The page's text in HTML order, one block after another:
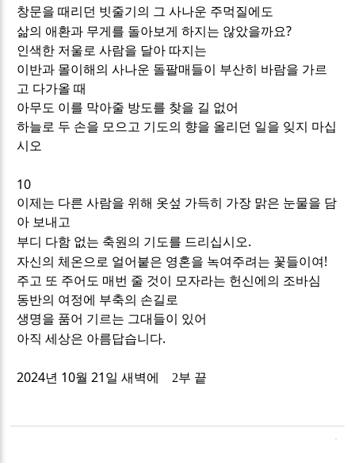
창문을 때리던 빗줄기의 그 사나운 주먹질에도
삶의 애환과 무게를 돌아보게 하지는 않았을까요?
인색한 저울로 사람을 달아 따지는
이반과 몰이해의 사나운 돌팔매들이 부산히 바람을 가르
고 다가올 때
아무도 이를 막아줄 방도를 찾을 길 없어
하늘로 두 손을 모으고 기도의 향을 올리던 일을 잊지 마십
시오
10
이제는 다른 사람을 위해 옷섶 가득히 가장 맑은 눈물을 담
아 보내고
부디 다함 없는 축원의 기도를 드리십시오.
자신의 체온으로 얼어붙은 영혼을 녹여주려는 꽃들이여 !
주고 또 주어도 매번 줄 것이 모자라는 헌신에의 조바심
동반의 여정에 부축의 손길로
생명을 품어 기르는 그대들이 있어
아직 세상은 아름답습니다.
2024년 10월 21 일 새벽에 2부 끝